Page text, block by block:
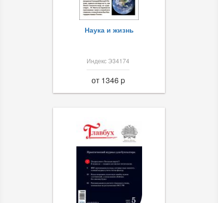
Наука и жизнь
Индекс Э34174
от 1346 p